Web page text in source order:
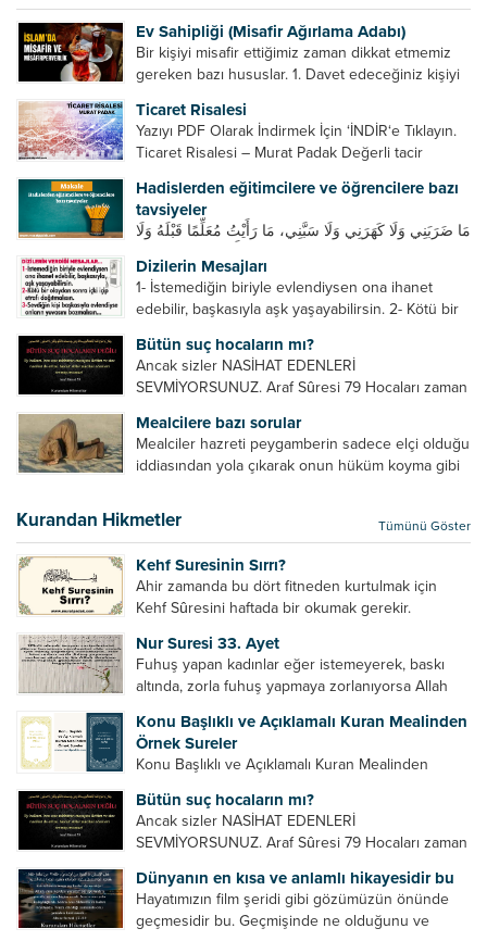
Ev Sahipliği (Misafir Ağırlama Adabı)
Bir kişiyi misafir ettiğimiz zaman dikkat etmemiz
gereken bazı hususlar. 1. Davet edeceğiniz kişiyi
önce, bir hafta önce veya gün içinde davet edin....
Ticaret Risalesi
Yazıyı PDF Olarak İndirmek İçin ‘İNDİR‘e Tıklayın.
Ticaret Risalesi – Murat Padak Değerli tacir
ticaret yapmaktır. Peygamber efendimiz de ticaret
yapmıştır. Hz. Hatice...
Hadislerden eğitimcilere ve öğrencilere bazı
tavsiyeler
مَا ضَرَبَنِي وَلَا كَهَرَنِي وَلَا سَبَّنِي، مَا رَأَيْتُ مُعَلِّمًا قَبْلَهُ وَلَا
ve sellem beni dövmedi, azarlamadı ve bana
sövmedi. Ben ne ondan önce...
Dizilerin Mesajları
1- İstemediğin biriyle evlendiysen ona ihanet
edebilir, başkasıyla aşk yaşayabilirsin. 2- Kötü bir
Sevdiğin kişi başkasıyla evlendiyse onların
yuvasını bozmalısın. 4- Hiçbir dizide...
Bütün suç hocaların mı?
Ancak sizler NASİHAT EDENLERİ
SEVMİYORSUNUZ. Araf Sûresi 79 Hocaları zaman
geliştirmeleri hususunda bazen açık bazen gizli
tenkitlerde bulunmuşuzdur. Örneğin hocalarda
olması gereken hususları sıralar ve...
Mealcilere bazı sorular
Mealciler hazreti peygamberin sadece elçi olduğu
iddiasından yola çıkarak onun hüküm koyma gibi
elçilik yaptığı makam adına teşri yapamaz. Sadece
elçi kelimesinin manasından...
Kurandan Hikmetler Tümünü Göster
Kehf Suresinin Sırrı?
Ahir zamanda bu dört fitneden kurtulmak için
Kehf Sûresini haftada bir okumak gerekir.
din algısı, yanlış din öğreten hoca algısını yenmek
vb. Dini doğru...
Nur Suresi 33. Ayet
Fuhuş yapan kadınlar eğer istemeyerek, baskı
altında, zorla fuhuş yapmaya zorlanıyorsa Allah
cariyelerinizi dünya hayatının menfaatini elde
etmek için fuhuş yapmaya zorlamayın. Her...
Konu Başlıklı ve Açıklamalı Kuran Mealinden
Örnek Sureler
Konu Başlıklı ve Açıklamalı Kuran Mealinden
Bütün suç hocaların mı?
Ancak sizler NASİHAT EDENLERİ
SEVMİYORSUNUZ. Araf Sûresi 79 Hocaları zaman
geliştirmeleri hususunda bazen açık bazen gizli
tenkitlerde bulunmuşuzdur. Örneğin hocalarda
olması gereken hususları sıralar ve...
Dünyanın en kısa ve anlamlı hikayesidir bu
Hayatımızın film şeridi gibi gözümüzün önünde
geçmesidir bu. Geçmişinde ne olduğunu ve